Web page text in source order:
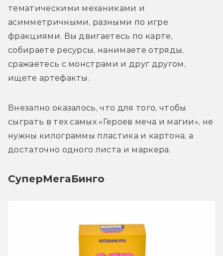
тематическими механиками и
асимметричными, разными по игре
фракциями. Вы двигаетесь по карте,
собираете ресурсы, нанимаете отряды,
сражаетесь с монстрами и друг другом,
ищете артефакты.
Внезапно оказалось, что для того, чтобы
сыграть в тех самых «Героев меча и магии», не
нужны килограммы пластика и картона, а
достаточно одного листа и маркера.
СуперМегаБинго